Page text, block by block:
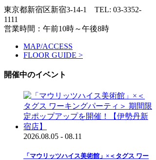
東京都新宿区新宿3-14-1 TEL: 03-3352-
1111
営業時間：午前10時～午後8時
MAP/ACCESS
FLOOR GUIDE >
開催中のイベント
2026.08.05 - 08.11
「マウリッツハイス美術館」×＜タグス ワー